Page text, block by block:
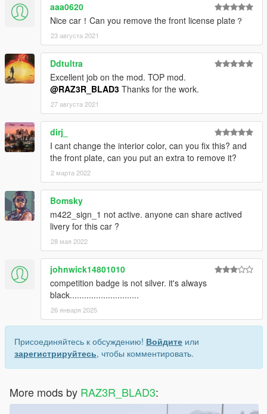
aaa0620
Nice car！Can you remove the front license plate？
23 августа 2021
Ddtultra
Excellent job on the mod. TOP mod.
@RAZ3R_BLAD3 Thanks for the work.
27 августа 2021
dirj_
I cant change the interior color, can you fix this? and
the front plate, can you put an extra to remove it?
2 марта 2022
Bomsky
m422_sign_1 not active. anyone can share actived
livery for this car ?
28 мая 2022
johnwick14801010
competition badge is not silver. it's always
black.............................
26 января 2025
Присоединяйтесь к обсуждению! Войдите или
зарегистрируйтесь, чтобы комментировать.
More mods by RAZ3R_BLAD3: